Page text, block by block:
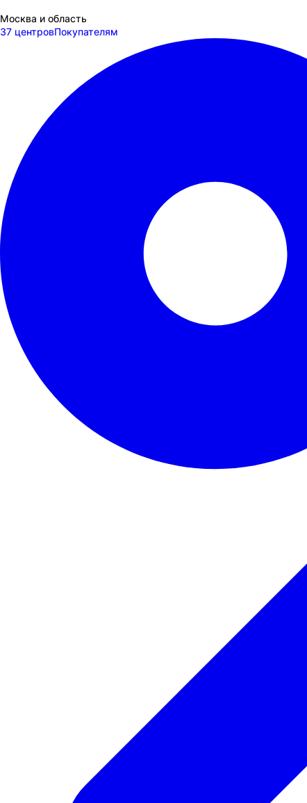
Москва и область
37 центровПокупателям